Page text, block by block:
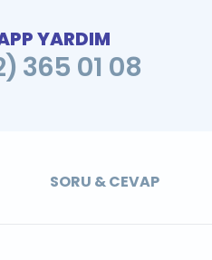
YARDIM
365 01 08
SORU & CEVAP